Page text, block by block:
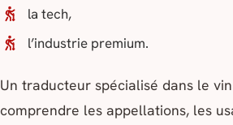
la tech,
l’industrie premium.
Un traducteur spécialisé dans le
comprendre les appellations, les